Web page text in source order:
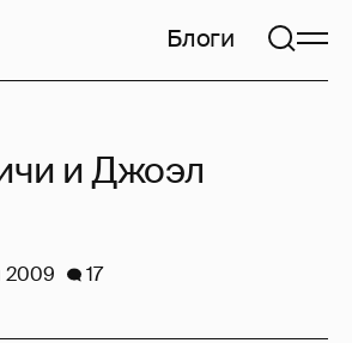
Блоги
и Джоэл
2009
17